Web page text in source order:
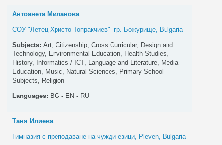
Антоанета Миланова
СОУ "Летец Христо Топракчиев", гр. Божурище, Bulgaria
Subjects: Art, Citizenship, Cross Curricular, Design and
Technology, Environmental Education, Health Studies,
History, Informatics / ICT, Language and Literature, Media
Education, Music, Natural Sciences, Primary School
Subjects, Religion
Languages: BG - EN - RU
Таня Илиева
Гимназия с преподаване на чужди езици, Pleven, Bulgaria